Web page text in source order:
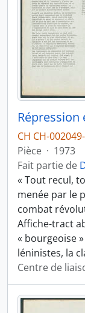
Répression
CH CH-
Pièce · 1973
Fait partie de
« Tout recul,
menée par le
combat
Affiche-tract
« bourgeoise
léninistes, la
Centre de